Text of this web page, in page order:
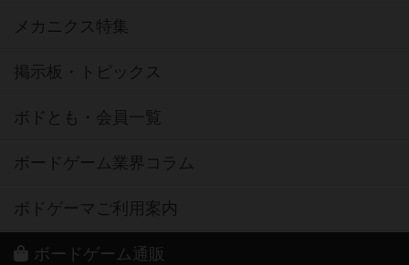
メカニクス特集
掲示板・トピックス
ボドとも・会員一覧
ボードゲーム業界コラム
ボドゲーマご利用案内
ボードゲーム通販